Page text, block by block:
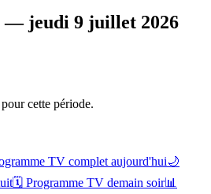
— jeudi 9 juillet 2026
cette période.
TV complet aujourd'hui🌙
🗓 Programme TV demain soir📊